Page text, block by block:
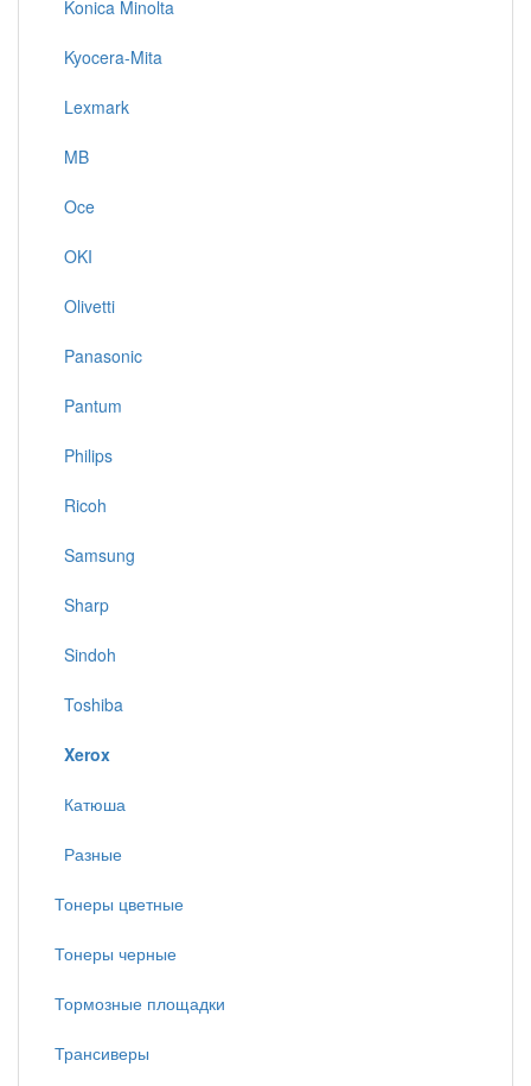
Konica Minolta
Kyocera-Mita
Lexmark
MB
Oce
OKI
Olivetti
Panasonic
Pantum
Philips
Ricoh
Samsung
Sharp
Sindoh
Toshiba
Xerox
Катюша
Разные
Тонеры цветные
Тонеры черные
Тормозные площадки
Трансиверы